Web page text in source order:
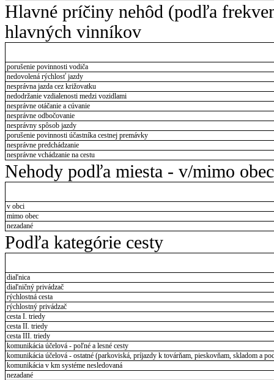
Hlavné príčiny nehôd (podľa
hlavných vinníkov
porušenie povinnosti vodiča
nedovolená rýchlosť jazdy
nesprávna jazda cez križovatku
nedodržanie vzdialenosti medzi vozidlami
nesprávne otáčanie a cúvanie
nesprávne odbočovanie
nesprávny spôsob jazdy
porušenie povinnosti účastníka cestnej premávky
nesprávne predchádzanie
nesprávne vchádzanie na cestu
Nehody podľa miesta - v/mimo obec
v obci
mimo obec
nezadané
Podľa kategórie cesty
diaľnica
diaľničný privádzač
rýchlostná cesta
rýchlostný privádzač
cesta I. triedy
cesta II. triedy
cesta III. triedy
komunikácia účelová - poľné a lesné cesty
komunikácia účelová - ostatné (parkoviská, príjazdy k továrňam, pieskovňam, skladom a
komunikácia v km systéme nesledovaná
nezadané